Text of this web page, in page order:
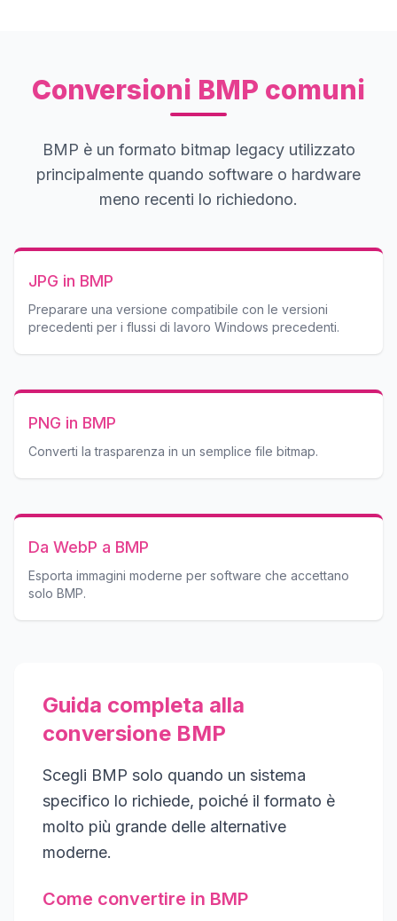
Conversioni BMP comuni
BMP è un formato bitmap legacy utilizzato
principalmente quando software o hardware
meno recenti lo richiedono.
JPG in BMP
Preparare una versione compatibile con le versioni
precedenti per i flussi di lavoro Windows precedenti.
PNG in BMP
Converti la trasparenza in un semplice file bitmap.
Da WebP a BMP
Esporta immagini moderne per software che accettano
solo BMP.
Guida completa alla
conversione BMP
Scegli BMP solo quando un sistema
specifico lo richiede, poiché il formato è
molto più grande delle alternative
moderne.
Come convertire in BMP